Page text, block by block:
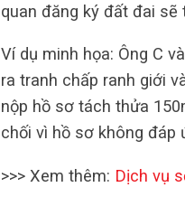
quan đăng ký đất đai
Ví dụ minh họa: Ông C
ra tranh chấp ranh giới
nộp hồ sơ tách thửa
chối vì hồ sơ không đáp
>>> Xem thêm: Dịch vụ